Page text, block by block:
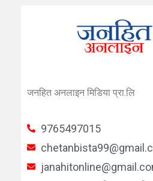
जनहित अनलाइन मिडिया प्रा.लि
9765497015